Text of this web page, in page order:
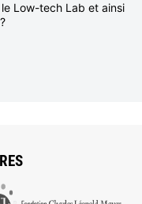
Low-tech Lab et ainsi